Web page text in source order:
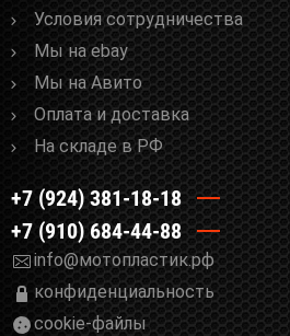
Условия сотрудничества
Мы на ebay
Мы на Авито
Оплата и доставка
На складе в РФ
+7 (924) 381-18-18
+7 (910) 684-44-88
info@мотопластик.рф
конфиденциальность
cookie-файлы